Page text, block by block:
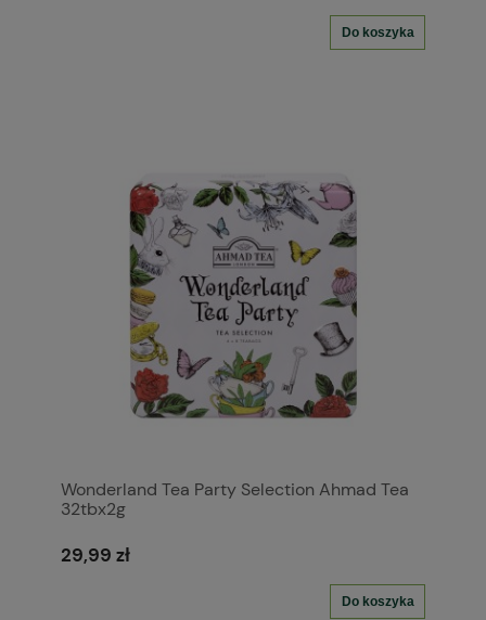
Do koszyka
Wonderland Tea Party Selection Ahmad Tea
32tbx2g
29,99 zł
Do koszyka